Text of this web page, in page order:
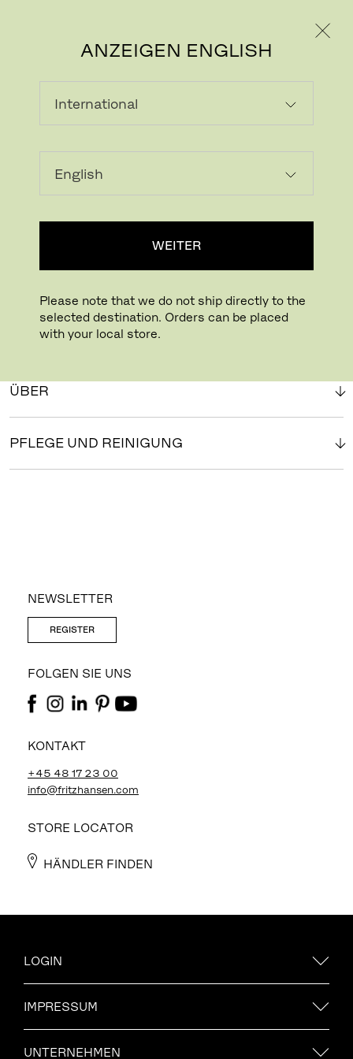
ANZEIGEN ENGLISH
WEITER
Please note that we do not ship directly to the
selected destination. Orders can be placed
with your local store.
LADEN...
Buying online? This is our website for International. From here we do not offer
online purchasing. Orders can be placed with your local store.
ÜBER
PFLEGE UND REINIGUNG
NEWSLETTER
REGISTER
FOLGEN SIE UNS
KONTAKT
+45 48 17 23 00
info@fritzhansen.com
STORE LOCATOR
HÄNDLER FINDEN
LOGIN
IMPRESSUM
UNTERNEHMEN